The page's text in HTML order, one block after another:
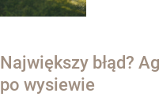
Największy błąd?
po wysiewie